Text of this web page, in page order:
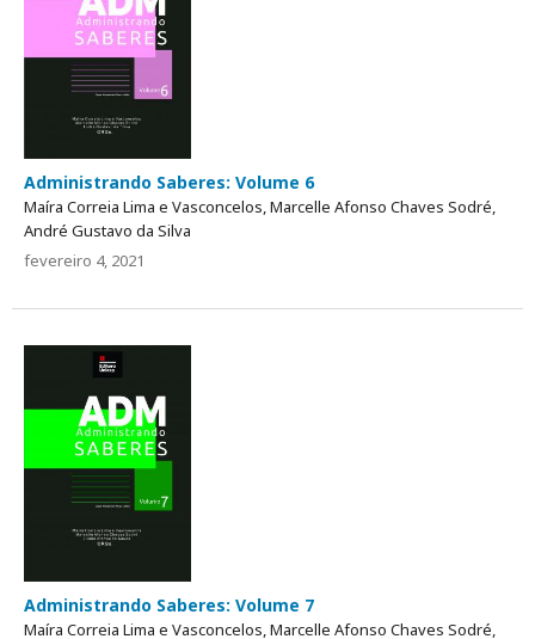
Administrando Saberes: Volume 6
Maíra Correia Lima e Vasconcelos, Marcelle Afonso Chaves Sodré,
André Gustavo da Silva
fevereiro 4, 2021
Administrando Saberes: Volume 7
Maíra Correia Lima e Vasconcelos, Marcelle Afonso Chaves Sodré,